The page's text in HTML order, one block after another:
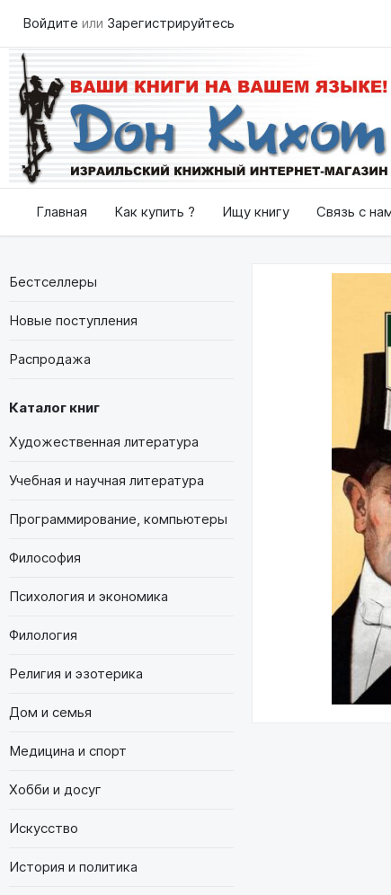
Войдите или Зарегистрируйтесь
Главная Как купить ? Ищу книгу Связь с
Бестселлеры
Новые поступления
Распродажа
Каталог книг
Художественная литература
Учебная и научная литература
Программирование, компьютеры
Философия
Психология и экономика
Филология
Религия и эзотерика
Дом и семья
Медицина и спорт
Хобби и досуг
Искусство
История и политика